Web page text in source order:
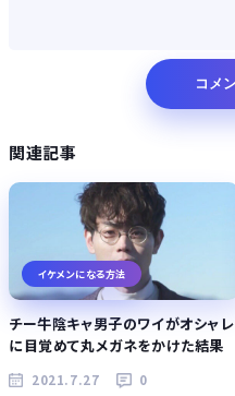
関連記事
イケメンになる方法
チー牛陰キャ男子のワイがオシャレ
に目覚めて丸メガネをかけた結果
2021.7.27 0